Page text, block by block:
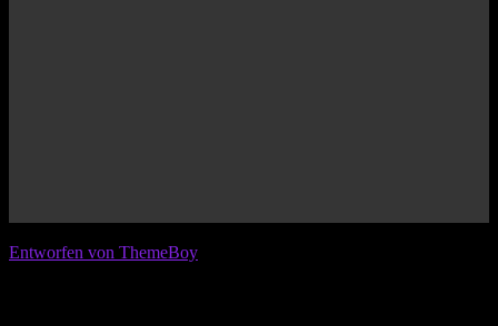
Entworfen von ThemeBoy